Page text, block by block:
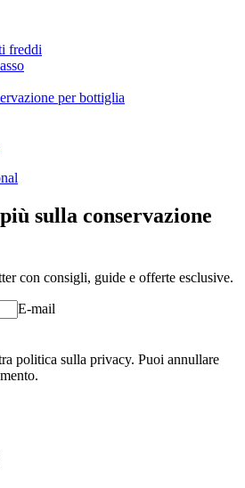
a due ante realizzata da un
affermato.
di vini.
cantina può essere regolato su una
annuo in kWh
la media
(dB)44
Borgogna, Champagne, Magnum
può essere bloccata
freddi
per bottiglia
sulla conservazione
con consigli, guide e offerte esclusive.
E-mail
politica sulla privacy. Puoi annullare